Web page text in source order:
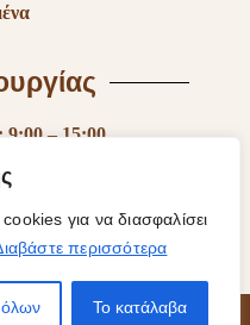
για να διασφαλίσει
περισσότερα
Το κατάλαβα
9:00 – 15:00
& 17:30-21:00